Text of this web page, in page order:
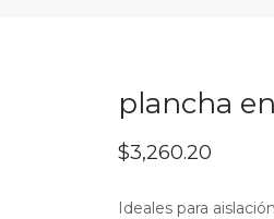
plancha
$3,260.20
Ideales para